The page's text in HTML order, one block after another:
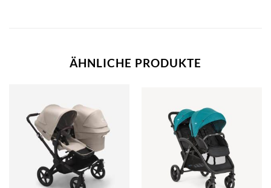
ÄHNLICHE PRODUKTE